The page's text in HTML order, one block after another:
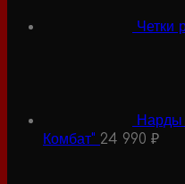
Четки
Нарды
Комбат" 24 990 ₽